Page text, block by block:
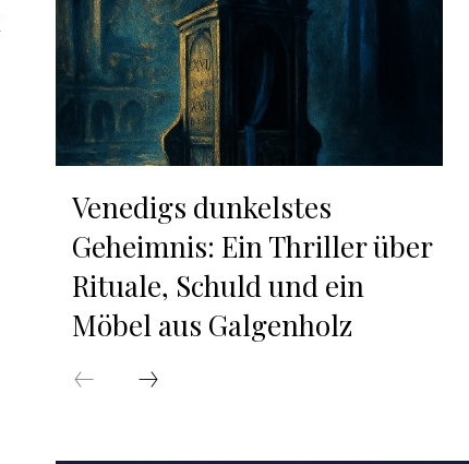
Venedigs dunkelstes
Geheimnis: Ein Thriller über
Rituale, Schuld und ein
Möbel aus Galgenholz